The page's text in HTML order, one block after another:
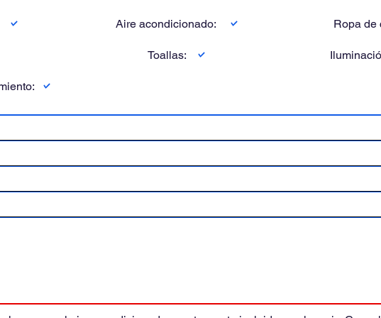
Aire acondicionado:
Toallas:
Ropa de